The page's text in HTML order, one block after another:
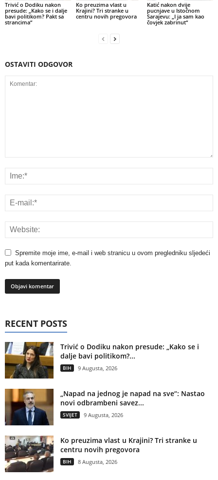
Trivić o Dodiku nakon
presude: „Kako se i dalje
bavi politikom? Pakt sa
strancima“
Ko preuzima vlast u
Krajini? Tri stranke u
centru novih pregovora
Katić nakon dvije
pucnjave u Istočnom
Sarajevu: „I ja sam kao
čovjek zabrinut“
OSTAVITI ODGOVOR
Spremite moje ime, e-mail i web stranicu u ovom pregledniku sljedeći
put kada komentarirate.
RECENT POSTS
Trivić o Dodiku nakon presude: „Kako se i
dalje bavi politikom?...
BIH 9 Augusta, 2026
„Napad na jednog je napad na sve“: Nastao
novi odbrambeni savez...
SVIJET 9 Augusta, 2026
Ko preuzima vlast u Krajini? Tri stranke u
centru novih pregovora
BIH 8 Augusta, 2026